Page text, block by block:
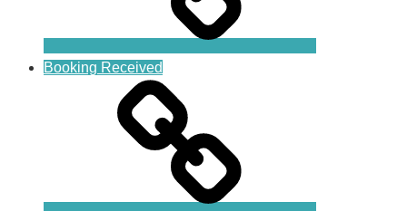
Booking Received